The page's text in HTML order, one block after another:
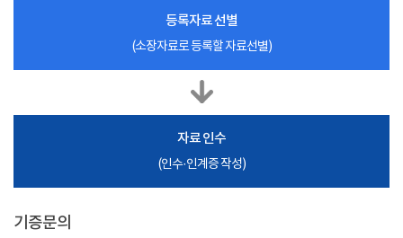
등록자료 선별
(소장자료로 등록할 자료선별)
자료 인수
(인수·인계증 작성)
기증문의